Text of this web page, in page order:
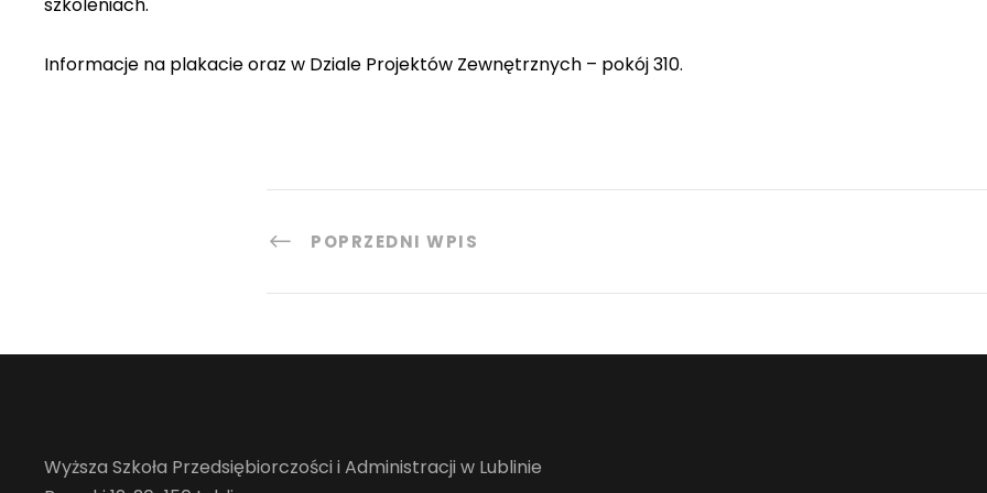
szkoleniach.
Informacje na plakacie oraz w Dziale Projektów Zewnętrznych – pokój 310.
POPRZEDNI WPIS
Wyższa Szkoła Przedsiębiorczości i Administracji w Lublinie